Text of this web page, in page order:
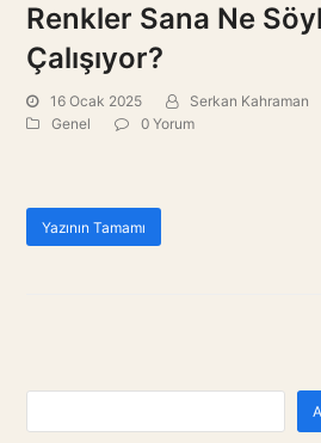
Renkler Sana Ne
Çalışıyor?
16 Ocak 2025 Serkan Kahraman
Genel
0 Yorum
Yazının Tamamı